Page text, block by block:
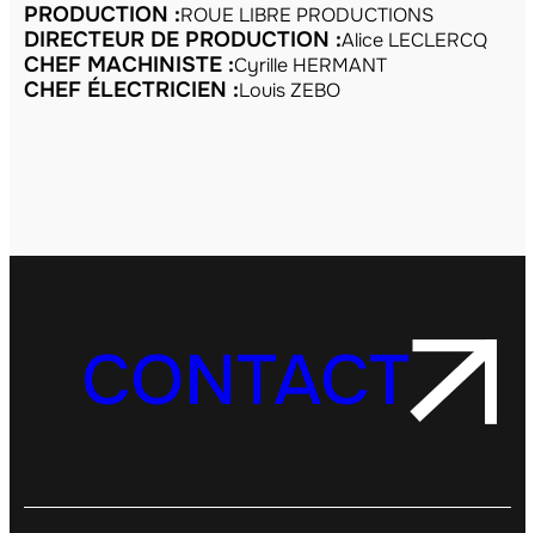
PRODUCTION :ROUE LIBRE PRODUCTIONS
DIRECTEUR DE PRODUCTION :Alice LECLERCQ
CHEF MACHINISTE :Cyrille HERMANT
CHEF ÉLECTRICIEN :Louis ZEBO
CONTACT